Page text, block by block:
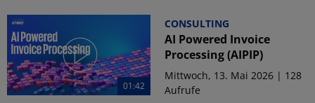
01:42
CONSULTING
AI Powered Invoice
Processing (AIPIP)
Mittwoch, 13. Mai 2026 | 128
Aufrufe